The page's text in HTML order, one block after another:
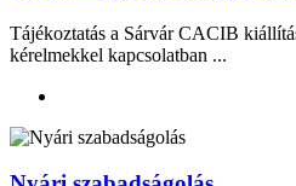
Tájékoztatás a Sárvár CACIB
kérelmekkel kapcsolatban ...